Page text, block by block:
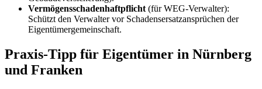
Vermögensschadenhaftpflicht (für WEG-Verwalter):
Schützt den Verwalter vor Schadensersatzansprüchen der
Eigentümergemeinschaft.
Praxis-Tipp für Eigentümer in Nürnberg
und Franken